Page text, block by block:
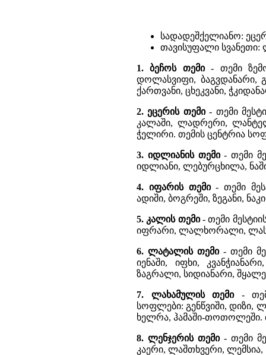
სადადეშქელიანო:
თავისუფალი სვანეთი:
1. ბეჩოს თემი- თემი ზემო
დოლასვიფი, ბაგვდანარი,
ქართვანი, ცხეკვანი,
2. ეცერის თემი- თემი
კალაში, ლადრერი,
ჭელირი. თემის ცენტრია
3. იდლიანის თემი- თემი
იდლიანი, ლებურცხილა,
4. იფარის თემი- თემი
ადიში, ბოგრეში, ზეგანი,
5. კალის თემი- თემი
იფრარი, ლალხორალი,
6. ლატალის თემი - თემი
იენაში, იფხი,
ზაგრალი, სიდიანარი,
7. ლახამულის თემი -
სოფლები: გენწვიში, დიზი,
ხელრა, ჰამაში-თოთოლეში.
8. ლენჯერის თემი- თემი
კაერი, ლაშთხვერი,